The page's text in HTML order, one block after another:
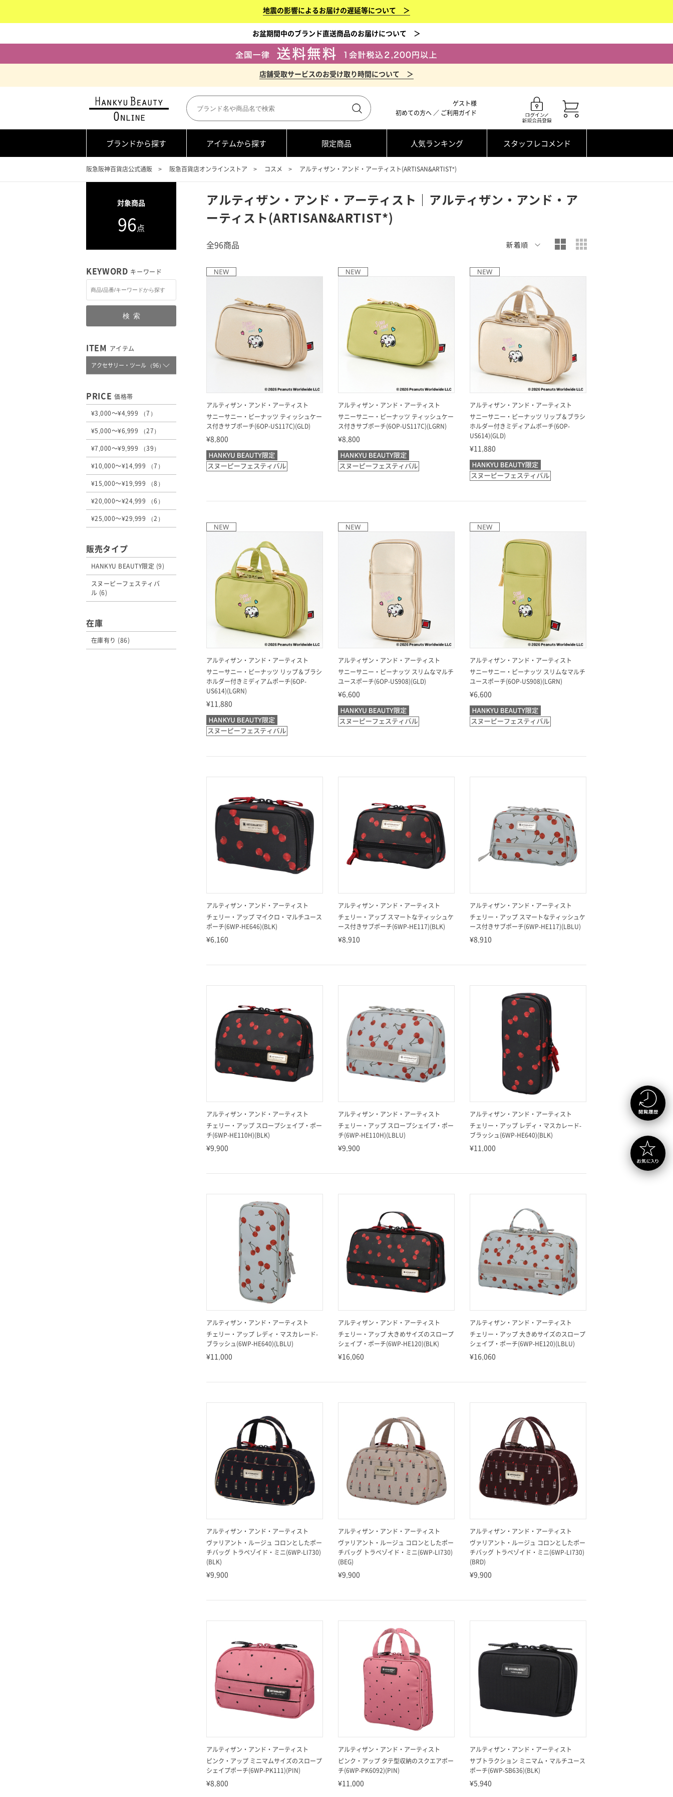
地震の影響によるお届けの遅延等について ＞
お盆期間中のブランド直送商品のお届けについて ＞
店舗受取サービスのお受け取り時間について ＞
ゲスト様
初めての方へ ／ ご利用ガイド
ブランドから探す アイテムから探す 限定商品 人気ランキング スタッフレコメンド
阪急阪神百貨店公式通販 阪急百貨店オンラインストア コスメ アルティザン・アンド・アーティスト(ARTISAN&ARTIST*)
アルティザン・アンド・アーティスト｜アルティザン・アンド・ア
ーティスト(ARTISAN&ARTIST*)
全96商品 新着順 大写真表示
アルティザン・アンド・アーティスト
サニーサニー・ピーナッツ ティッシュケー
ス付きサブポーチ(6OP-US117C)(GLD)
¥8,800
アルティザン・アンド・アーティスト
サニーサニー・ピーナッツ ティッシュケー
ス付きサブポーチ(6OP-US117C)(LGRN)
¥8,800
アルティザン・アンド・アーティスト
サニーサニー・ピーナッツ リップ＆ブラシ
ホルダー付きミディアムポーチ(6OP-
US614)(GLD)
¥11,880
アルティザン・アンド・アーティスト
サニーサニー・ピーナッツ リップ＆ブラシ
ホルダー付きミディアムポーチ(6OP-
US614)(LGRN)
¥11,880
アルティザン・アンド・アーティスト
サニーサニー・ピーナッツ スリムなマルチ
ユースポーチ(6OP-US908)(GLD)
¥6,600
アルティザン・アンド・アーティスト
サニーサニー・ピーナッツ スリムなマルチ
ユースポーチ(6OP-US908)(LGRN)
¥6,600
アルティザン・アンド・アーティスト
チェリー・アップ マイクロ・マルチユース
ポーチ(6WP-HE646)(BLK)
¥6,160
アルティザン・アンド・アーティスト
チェリー・アップ スマートなティッシュケ
ース付きサブポーチ(6WP-HE117)(BLK)
¥8,910
アルティザン・アンド・アーティスト
チェリー・アップ スマートなティッシュケ
ース付きサブポーチ(6WP-HE117)(LBLU)
¥8,910
アルティザン・アンド・アーティスト
チェリー・アップ スロープシェイプ・ポー
チ(6WP-HE110H)(BLK)
¥9,900
アルティザン・アンド・アーティスト
チェリー・アップ スロープシェイプ・ポー
チ(6WP-HE110H)(LBLU)
¥9,900
アルティザン・アンド・アーティスト
チェリー・アップ レディ・マスカレード-
ブラッシュ(6WP-HE640)(BLK)
¥11,000
アルティザン・アンド・アーティスト
チェリー・アップ レディ・マスカレード-
ブラッシュ(6WP-HE640)(LBLU)
¥11,000
アルティザン・アンド・アーティスト
チェリー・アップ 大きめサイズのスロープ
シェイプ・ポーチ(6WP-HE120)(BLK)
¥16,060
アルティザン・アンド・アーティスト
チェリー・アップ 大きめサイズのスロープ
シェイプ・ポーチ(6WP-HE120)(LBLU)
¥16,060
アルティザン・アンド・アーティスト
ヴァリアント・ルージュ コロンとしたポー
チバッグ トラペゾイド・ミニ(6WP-LI730)
(BLK)
¥9,900
アルティザン・アンド・アーティスト
ヴァリアント・ルージュ コロンとしたポー
チバッグ トラペゾイド・ミニ(6WP-LI730)
(BEG)
¥9,900
アルティザン・アンド・アーティスト
ヴァリアント・ルージュ コロンとしたポー
チバッグ トラペゾイド・ミニ(6WP-LI730)
(BRD)
¥9,900
アルティザン・アンド・アーティスト
ピンク・アップ ミニマムサイズのスロープ
シェイプポーチ(6WP-PK111)(PIN)
¥8,800
アルティザン・アンド・アーティスト
ピンク・アップ タテ型収納のスクエアポー
チ(6WP-PK6092)(PIN)
¥11,000
アルティザン・アンド・アーティスト
サブトラクション ミニマム・マルチユース
ポーチ(6WP-SB636)(BLK)
¥5,940
対象商品
96点
KEYWORD キーワード
検索
ITEM アイテム
アクセサリー・ツール （96）
PRICE 価格帯
¥3,000～¥4,999 （7）
¥5,000～¥6,999 （27）
¥7,000～¥9,999 （39）
¥10,000～¥14,999 （7）
¥15,000～¥19,999 （8）
¥20,000～¥24,999 （6）
¥25,000～¥29,999 （2）
販売タイプ
HANKYU BEAUTY限定 (9)
スヌーピーフェスティバ
ル (6)
在庫
在庫有り (86)